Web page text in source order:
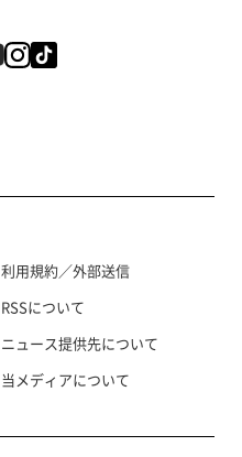
利用規約／外部送信
RSSについて
ニュース提供先について
当メディアについて